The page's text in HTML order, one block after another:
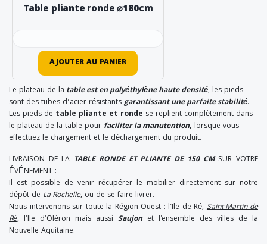
Table pliante ronde ⌀180cm
AJOUTER AU PANIER
Le plateau de la table est en polyéthylène haute densité, les pieds
sont des tubes d’acier résistantsgarantissant une parfaite stabilité.
Les pieds de table pliante et ronde se replient complètement dans
le plateau de la table pour faciliter la manutention, lorsque vous
effectuez le chargement et le déchargement du produit.
LIVRAISON DE LA TABLE RONDE ET PLIANTE DE 150 CM SUR VOTRE
ÉVÉNEMENT :
Il est possible de venir récupérer le mobilier directement sur notre
dépôt de La Rochelle, ou de se faire livrer.
Nous intervenons sur toute la Région Ouest : l'Ile de Ré, Saint Martin de
Ré, l'Ile d'Oléron mais aussi Saujonet l'ensemble des villes de la
Nouvelle-Aquitaine.